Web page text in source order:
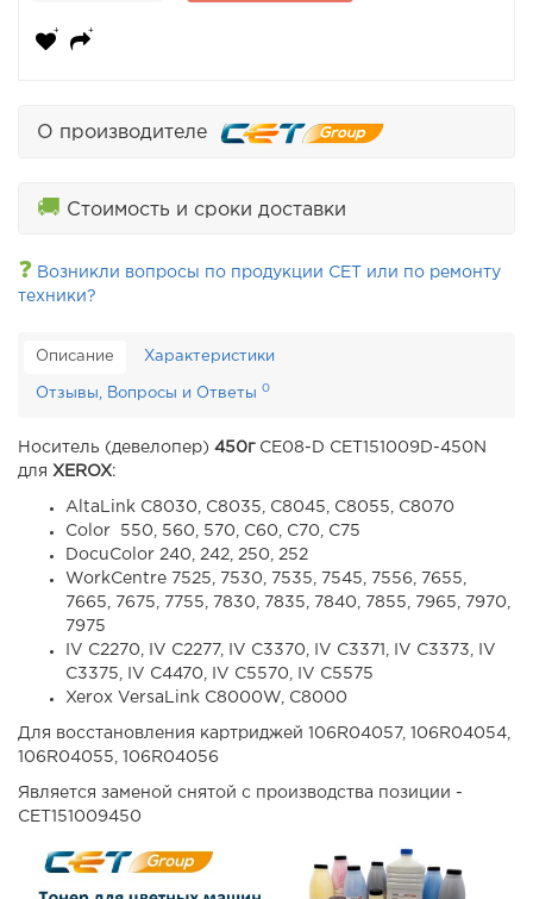
О производителе
🚚 Стоимость и сроки доставки
❓ Возникли вопросы по продукции CET или по ремонту
техники?
Описание Характеристики
Отзывы, Вопросы и Ответы 0
Носитель (девелопер) 450гCE08-D CET151009D-450N
для XEROX:
AltaLink C8030, C8035, C8045, C8055, C8070
Color 550, 560, 570, C60, C70, C75
DocuColor 240, 242, 250, 252
WorkCentre 7525, 7530, 7535, 7545, 7556, 7655,
7665, 7675, 7755, 7830, 7835, 7840, 7855, 7965, 7970,
7975
IV C2270, IV C2277, IV C3370, IV C3371, IV C3373, IV
C3375, IV C4470, IV C5570, IV C5575
Xerox VersaLink C8000W, C8000
Для восстановления картриджей 106R04057, 106R04054,
106R04055, 106R04056
Является заменой снятой с производства позиции -
CET151009450